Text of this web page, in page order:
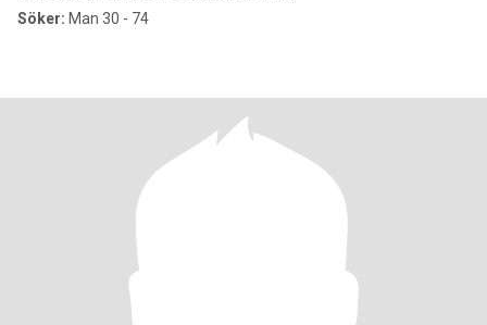
Söker: Man 30 - 74